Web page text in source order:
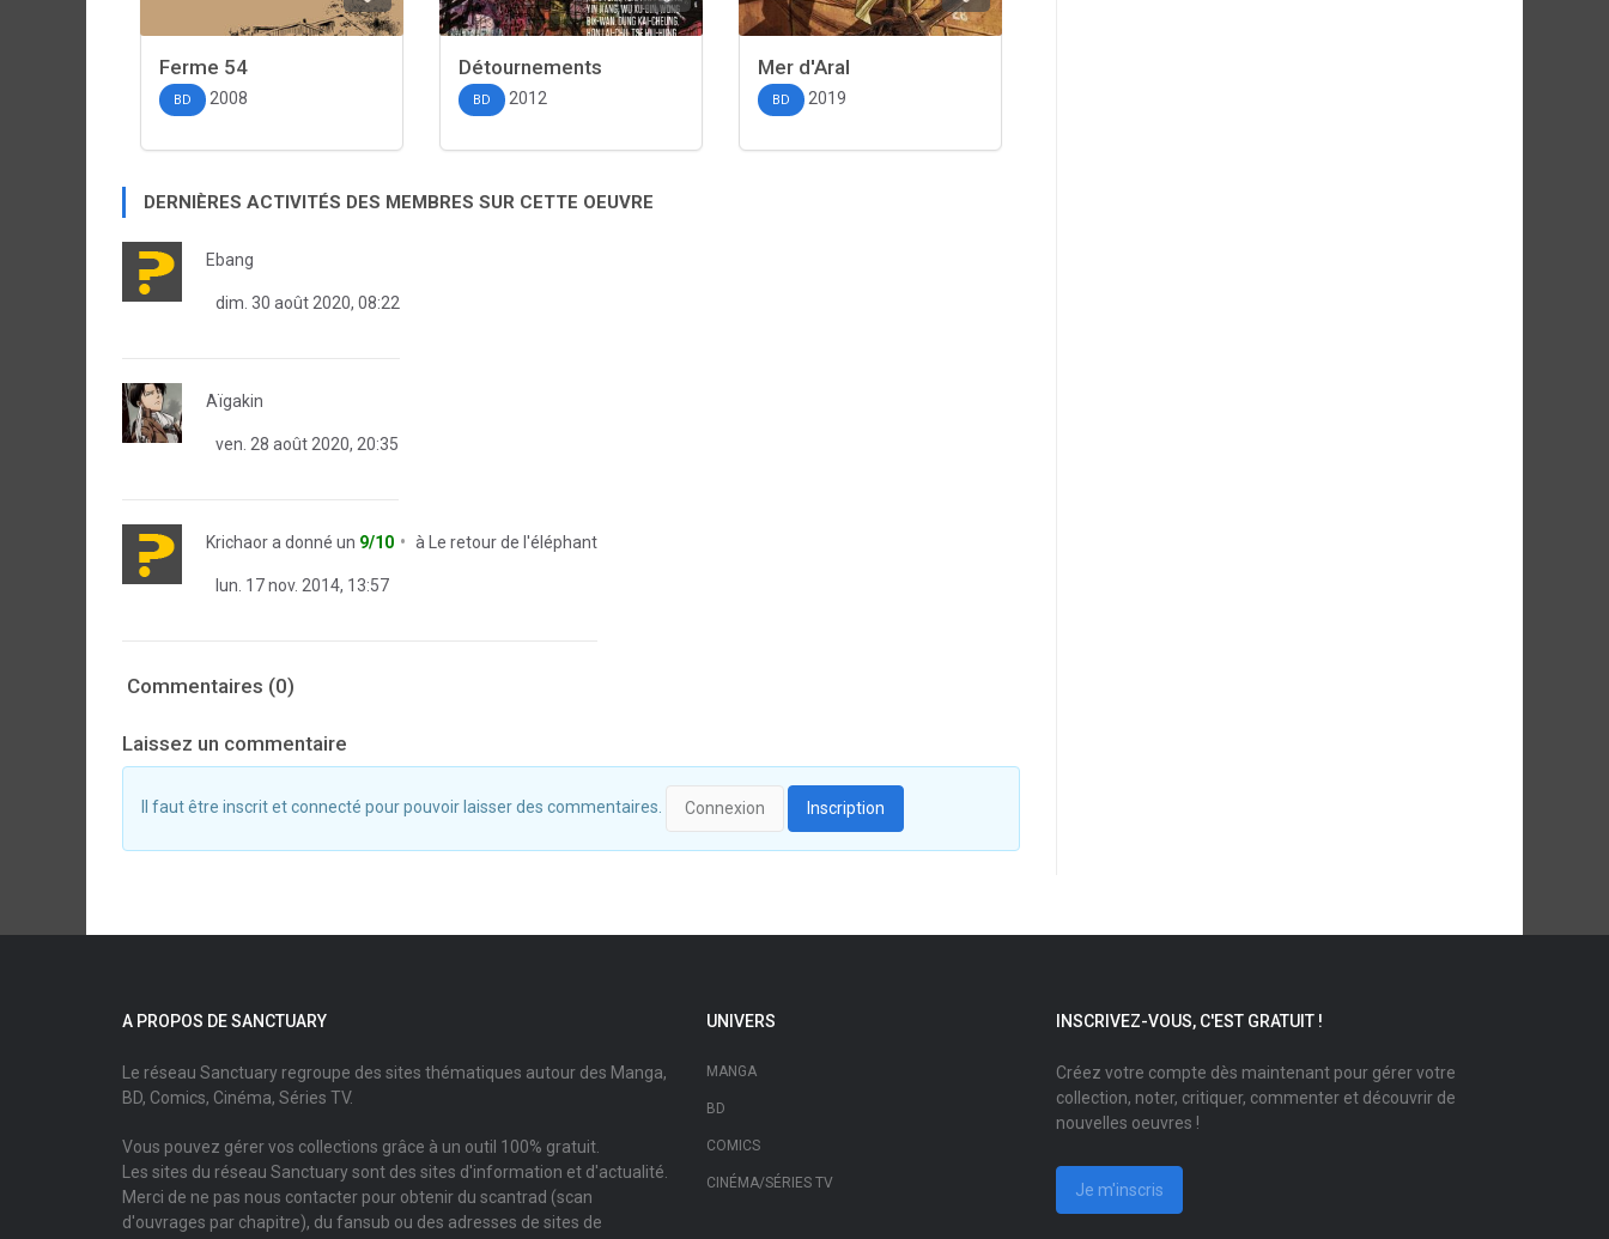
Ferme 54
BD 2008
Détournements
BD 2012
Mer d'Aral
BD 2019
DERNIÈRES ACTIVITÉS DES MEMBRES SUR CETTE OEUVRE
Ebang
dim. 30 août 2020, 08:22
Aïgakin
ven. 28 août 2020, 20:35
Krichaora donné un 9/10 à Le retour de l'éléphant
lun. 17 nov. 2014, 13:57
Commentaires (0)
Laissez un commentaire
Il faut être inscrit et connecté pour pouvoir laisser des commentaires. Connexion Inscription
A PROPOS DE SANCTUARY
Le réseau Sanctuary regroupe des sites thématiques autour des Manga,
BD, Comics, Cinéma, Séries TV.
Vous pouvez gérer vos collections grâce à un outil 100% gratuit.
Les sites du réseau Sanctuary sont des sites d'information et d'actualité.
Merci de ne pas nous contacter pour obtenir du scantrad (scan
d'ouvrages par chapitre), du fansub ou des adresses de sites de
UNIVERS
MANGA
BD
COMICS
CINÉMA/SÉRIES TV
INSCRIVEZ-VOUS, C'EST GRATUIT !
Créez votre compte dès maintenant pour gérer votre
collection, noter, critiquer, commenter et découvrir de
nouvelles oeuvres !
Je m'inscris